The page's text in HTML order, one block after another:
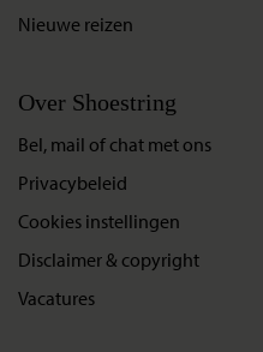
Nieuwe reizen
Over Shoestring
Bel, mail of chat met ons
Privacybeleid
Cookies instellingen
Disclaimer & copyright
Vacatures